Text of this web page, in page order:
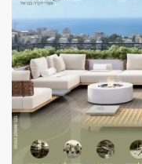
פועל מעל
בנייה רוויה, מסחר,
אסתטיקה,
יזמית ואנושית.